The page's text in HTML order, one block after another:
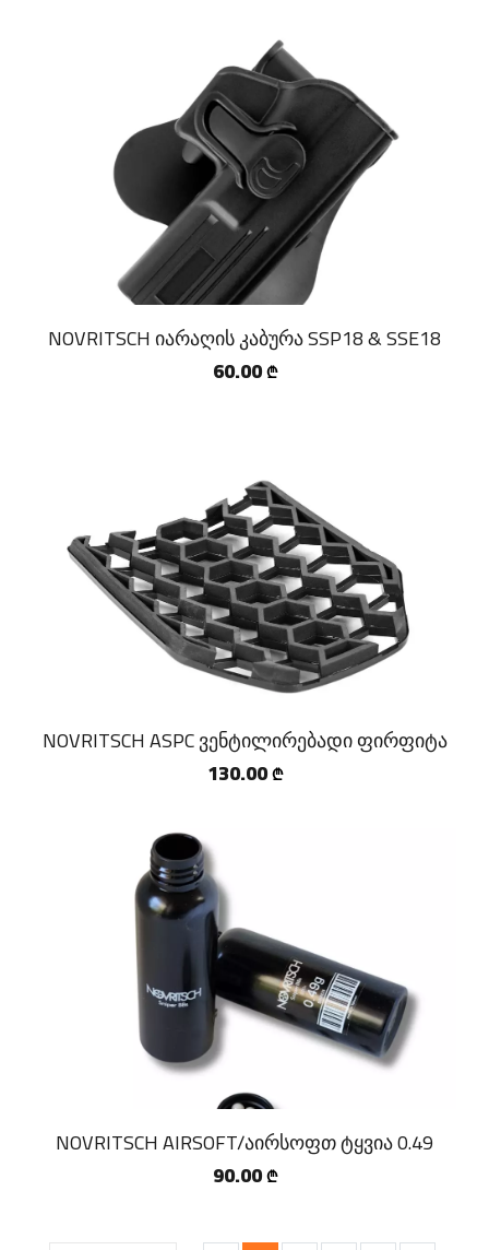
NOVRITSCH იარაღის კაბურა SSP18 & SSE18
60.00 ₾
NOVRITSCH ASPC ვენტილირებადი ფირფიტა
130.00 ₾
NOVRITSCH AIRSOFT/აირსოფთ ტყვია 0.49
90.00 ₾